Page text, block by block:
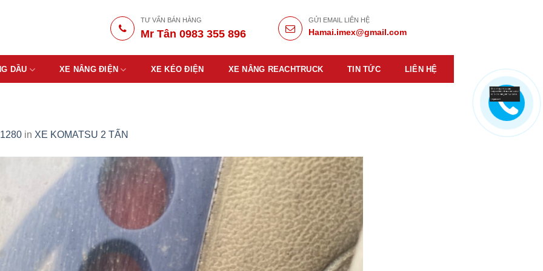
TƯ VẤN BÁN HÀNG
Mr Tân 0983 355 896
GỬI EMAIL LIÊN HỆ
Hamai.imex@gmail.com
DẦU XE NÂNG ĐIỆN XE KÉO ĐIỆN XE NÂNG REACHTRUCK TIN TỨC LIÊN HỆ
in XE KOMATSU 2 TẤN